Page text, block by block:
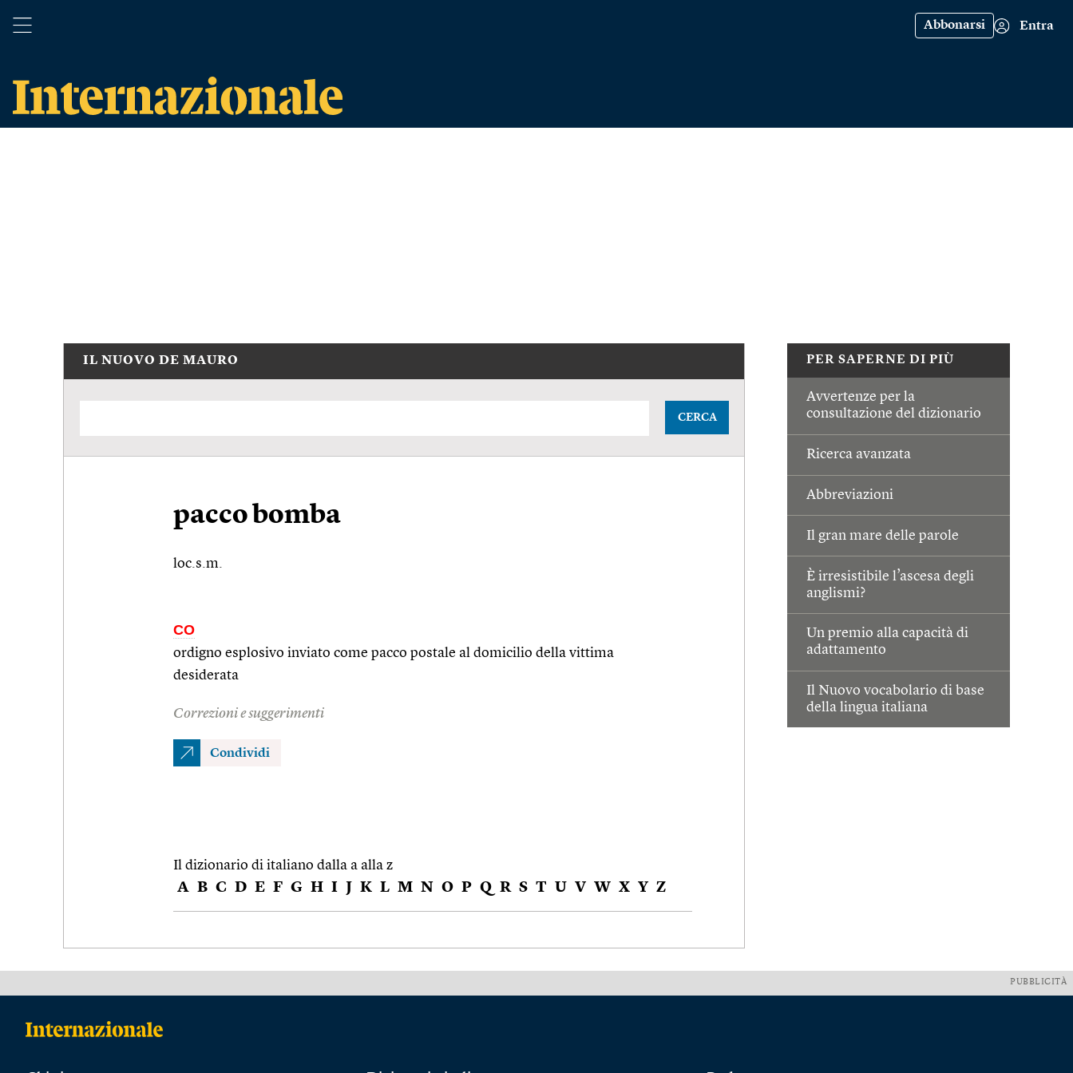
Abbonarsi Entra
PER SAPERNE DI PIÙ
Avvertenze per la
consultazione del dizionario
Ricerca avanzata
Abbreviazioni
Il gran mare delle parole
È irresistibile l’ascesa degli
anglismi?
Un premio alla capacità di
adattamento
Il Nuovo vocabolario di base
della lingua italiana
IL NUOVO DE MAURO
CERCA
pacco bomba
loc.s.m.
CO
ordigno esplosivo inviato come pacco postale al domicilio della vittima
desiderata
Correzioni e suggerimenti
Condividi
Il dizionario di italiano dalla a alla z
A B C D E F G H I J K L M N O P Q R S T U V W X Y Z
PUBBLICITÀ